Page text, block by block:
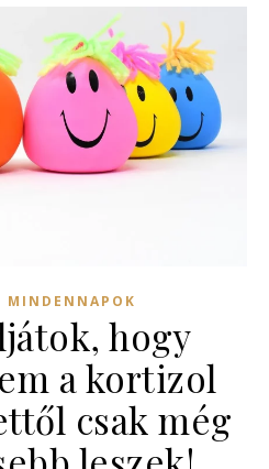
MINDENNAPOK
hogy
a kortizol
csak még